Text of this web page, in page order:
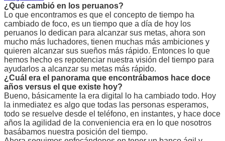
¿Qué cambió en los peruanos?
Lo que encontramos es que el concepto de tiempo ha
cambiado de foco, es un tiempo que a día de hoy los
peruanos lo dedican para alcanzar sus metas, ahora son
mucho más luchadores, tienen muchas más ambiciones y
quieren alcanzar sus sueños más rápido. Entonces lo que
hemos hecho es repotenciar nuestra visión del tiempo para
ayudarlos a alcanzar su metas más rápido.
¿Cuál era el panorama que encontrábamos hace doce
años versus el que existe hoy?
Bueno, básicamente la era digital lo ha cambiado todo. Hoy
la inmediatez es algo que todas las personas esperamos,
todo se resuelve desde el teléfono, en instantes, y hace doce
años la agilidad de la conveniencia era en lo que nosotros
basábamos nuestra posición del tiempo.